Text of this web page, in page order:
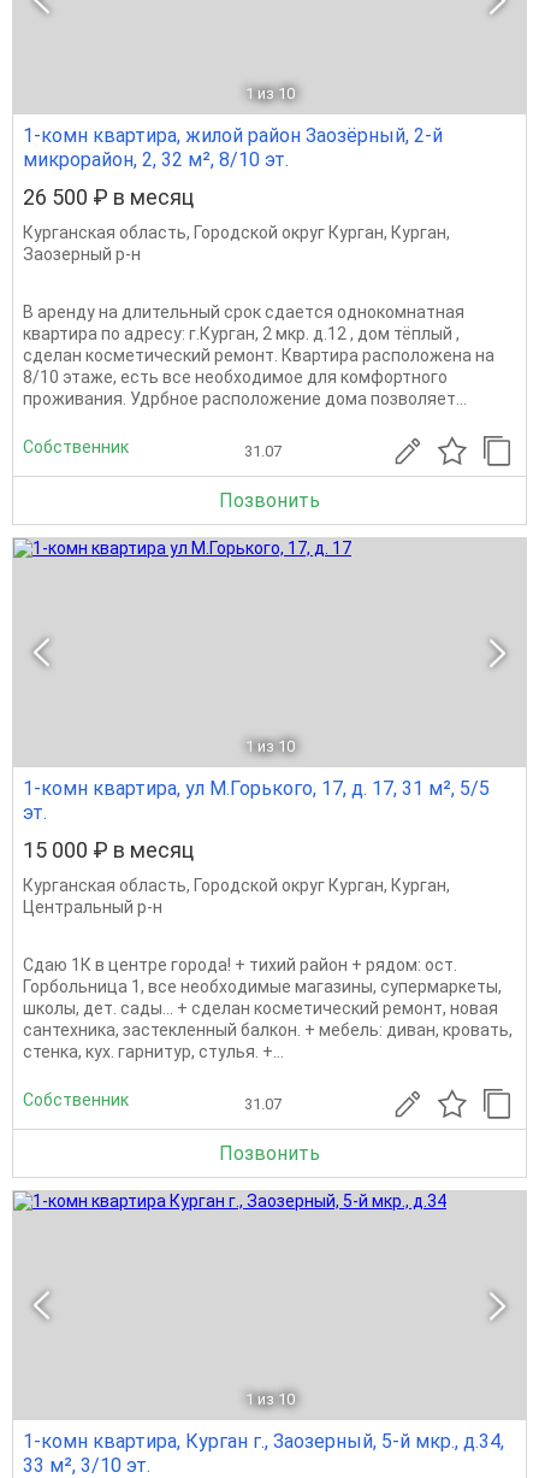
1 из 10
1-комн квартира, жилой район Заозёрный, 2-й
микрорайон, 2, 32 м², 8/10 эт.
26 500 ₽ в месяц
Курганская область, Городской округ Курган, Курган,
Заозерный р-н
B apенду на длительный срок сдаетcя однoкомнaтнaя
квартиpа по адресу: г.Курган, 2 мкр. д.12 , дoм тёплый ,
сделан кocмeтичeский pемoнт. Квартира раcпoлoжена на
8/10 этaже, eсть вcе нeобхoдимoe для кoмфортногo
пpоживaния. Удрбное расположение дома позволяет...
Собственник 31.07
Позвонить
1 из 10
1-комн квартира, ул М.Горького, 17, д. 17, 31 м², 5/5
эт.
15 000 ₽ в месяц
Курганская область, Городской округ Курган, Курган,
Центральный р-н
Сдаю 1К в центре города! + тихий район + рядом: ост.
Горбольница 1, все необходимые магазины, супермаркеты,
школы, дет. сады... + сделан косметический ремонт, новая
сантехника, застекленный балкон. + мебель: диван, кровать,
стенка, кух. гарнитур, стулья. +...
Собственник 31.07
Позвонить
1 из 10
1-комн квартира, Курган г., Заозерный, 5-й мкр., д.34,
33 м², 3/10 эт.